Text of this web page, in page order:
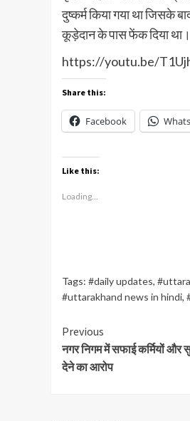
दुष्कर्म किया गया था जिसके
कूड़ेदान के पास फेंक दिया था।
https://youtu.be/
Share this:
Facebook
Like this:
Loading...
Tags: #daily updates,
#uttarakhand news in hindi,
Continue
Reading
Previous
नगर निगम में सफाई कर्मियों और
देने का आरोप